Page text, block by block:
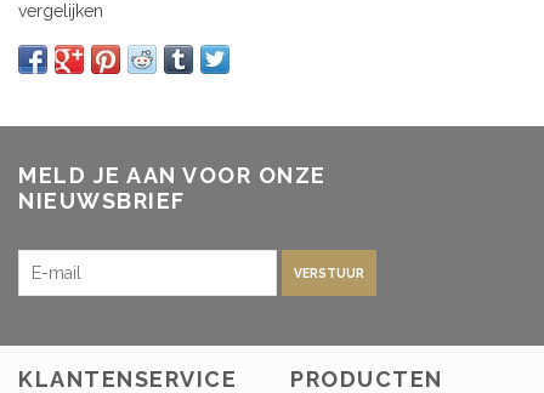
vergelijken
MELD JE AAN VOOR ONZE
NIEUWSBRIEF
VERSTUUR
KLANTENSERVICE PRODUCTEN